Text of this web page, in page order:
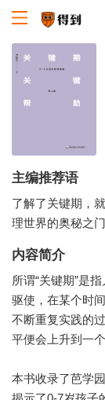
主编推荐语
了解了关键期，
理世界的奥秘之门
内容简介
所谓“关键期”是
驱使，在某个时
不断重复实践的
平便会上升到一个
本书收录了芭学